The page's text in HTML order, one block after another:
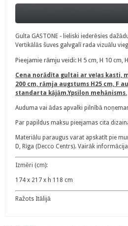
Gulta GASTONE - lieliski iederēsies
Vertikālās šuves galvgalī rada vizuālu
Pieejamie rāmju veidi: H 5 cm, H 10 cm,
Cena norādīta gultai ar veļas kasti,
200 cm, rāmja augstums H25 cm, F
standarta kājām.Ypsilon mehānisms.
Auduma vai ādas apvalki pilnībā
Par papildus maksu pieejamas cita
Materiālu paraugus varat apskatīt pie
D, Rīga (Decco Centrs). Vairāk
Izmēri (cm):
174 x 217 x h 118 cm
Ražots Itālijā